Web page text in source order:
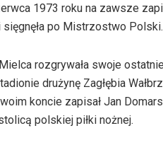
1973 roku na zawsze
po Mistrzostwo Polski.
rozgrywała swoje
drużynę Zagłębia
koncie zapisał Jan
polskiej piłki nożnej.